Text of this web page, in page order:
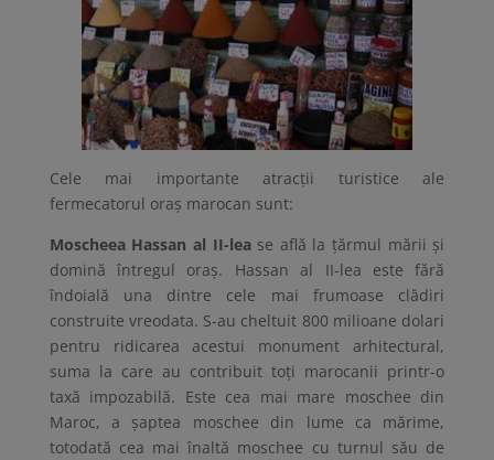
Cele mai importante atracții turistice ale
fermecatorul oraș marocan sunt:
Moscheea Hassan al II-lease află la țărmul mării și
domină întregul oraș. Hassan al II-lea este fără
îndoială una dintre cele mai frumoase clădiri
construite vreodata. S-au cheltuit 800 milioane dolari
pentru ridicarea acestui monument arhitectural,
suma la care au contribuit toți marocanii printr-o
taxă impozabilă. Este cea mai mare moschee din
Maroc, a şaptea moschee din lume ca mărime,
totodată cea mai înaltă moschee cu turnul său de